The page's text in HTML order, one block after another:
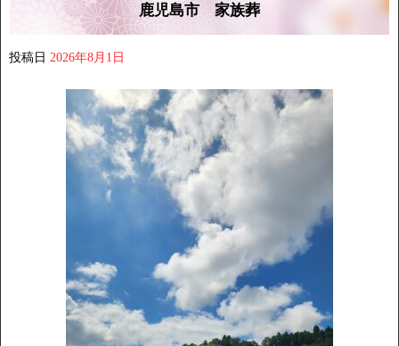
鹿児島市 家族葬
投稿日 2026年8月1日